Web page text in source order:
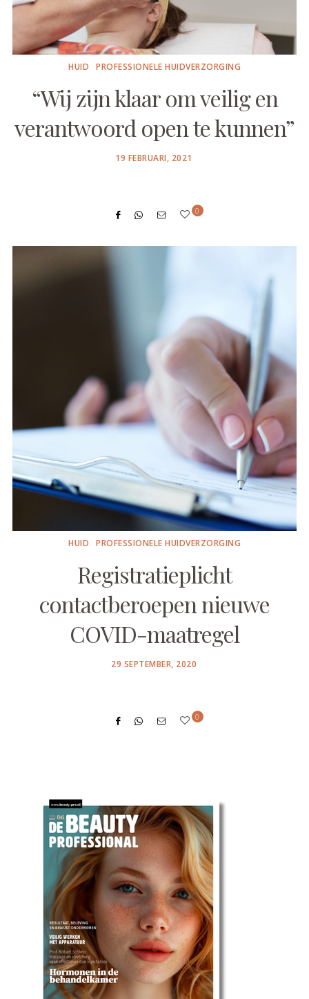
HUID PROFESSIONELE HUIDVERZORGING
“Wij zijn klaar om veilig en
verantwoord open te kunnen”
POSTED
19 FEBRUARI, 2021
0
HUID PROFESSIONELE HUIDVERZORGING
Registratieplicht
contactberoepen nieuwe
COVID-maatregel
POSTED
29 SEPTEMBER, 2020
0